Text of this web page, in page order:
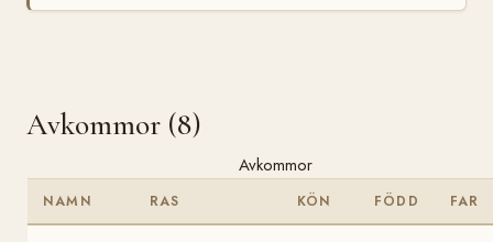
Avkommor (8)
Avkommor
NAMN RAS KÖN FÖDD FAR